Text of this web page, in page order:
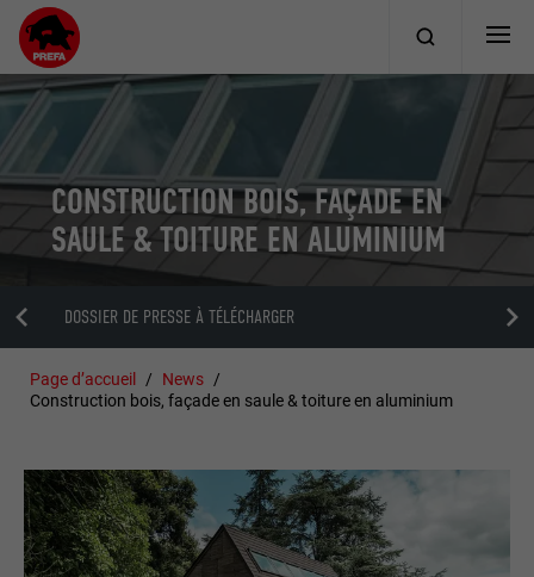
CONSTRUCTION BOIS, FAÇADE EN
SAULE & TOITURE EN ALUMINIUM
DOSSIER DE PRESSE À TÉLÉCHARGER
Page d’accueil
News
Construction bois, façade en saule & toiture en aluminium